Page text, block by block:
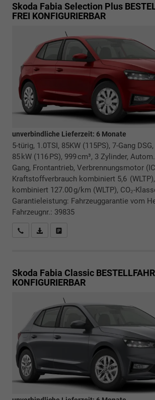
Skoda Fabia Selection Plus
FREI KONFIGURIERBAR
unverbindliche Lieferzeit: 6 Monate
5-türig, 1.0TSI, 85KW (115PS), 7-Gang DSG,
85 kW (116 PS), 999 cm³, 3 Zylinder,
Gang, Frontantrieb, Verbrennungsmotor
Kraftstoffverbrauch kombiniert 5,6
kombiniert 127.00 g/km (WLTP), CO₂-
Garantieleistung: Fahrzeuggarantie vom
Fahrzeugnr.: 39835
Rückrufbitte absenden
PDF-Datei, Fahrzeugexposé drucken
Skoda Fabia Classic
KONFIGURIERBAR